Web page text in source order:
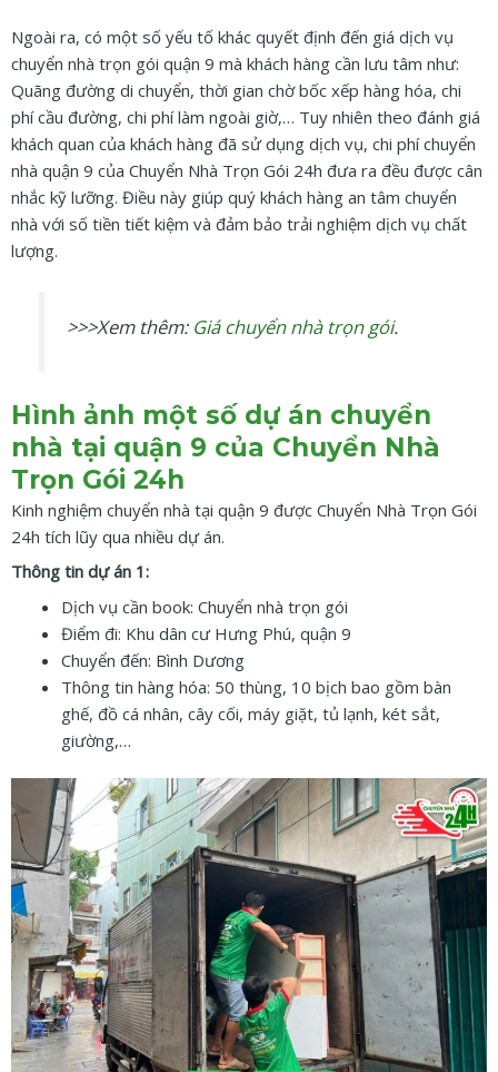
Ngoài ra, có một số yếu tố khác quyết định đến giá dịch vụ
chuyển nhà trọn gói quận 9 mà khách hàng cần lưu tâm như:
Quãng đường di chuyển, thời gian chờ bốc xếp hàng hóa, chi
phí cầu đường, chi phí làm ngoài giờ,… Tuy nhiên theo đánh giá
khách quan của khách hàng đã sử dụng dịch vụ, chi phí chuyển
nhà quận 9 của Chuyển Nhà Trọn Gói 24h đưa ra đều được cân
nhắc kỹ lưỡng. Điều này giúp quý khách hàng an tâm chuyển
nhà với số tiền tiết kiệm và đảm bảo trải nghiệm dịch vụ chất
lượng.
>>>Xem thêm: Giá chuyển nhà trọn gói.
Hình ảnh một số dự án chuyển
nhà tại quận 9 của Chuyển Nhà
Trọn Gói 24h
Kinh nghiệm chuyển nhà tại quận 9 được Chuyển Nhà Trọn Gói
24h tích lũy qua nhiều dự án.
Thông tin dự án 1:
Dịch vụ cần book: Chuyển nhà trọn gói
Điểm đi: Khu dân cư Hưng Phú, quận 9
Chuyển đến: Bình Dương
Thông tin hàng hóa: 50 thùng, 10 bịch bao gồm bàn
ghế, đồ cá nhân, cây cối, máy giặt, tủ lạnh, két sắt,
giường,…